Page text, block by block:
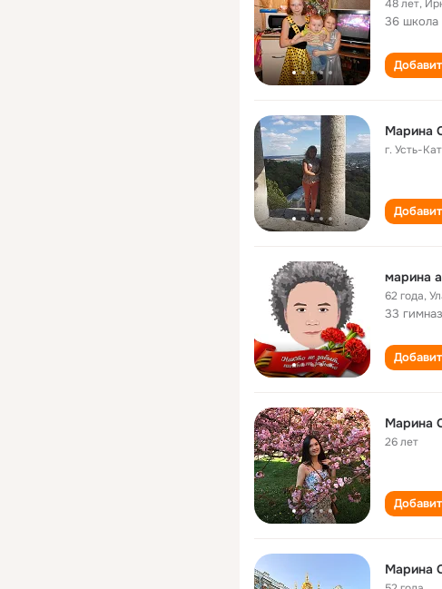
48 лет,
36 школа
Марина
г. Усть-
марина
62 года,
33
Марина
26 лет
Марина